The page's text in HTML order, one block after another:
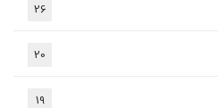
26
20
19